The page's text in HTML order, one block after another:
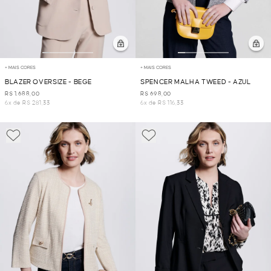
+ MAIS CORES
BLAZER OVERSIZE - BEGE
R$ 1.688,00
6x de R$ 281,33
+ MAIS CORES
SPENCER MALHA TWEED - AZUL
R$ 698,00
6x de R$ 116,33